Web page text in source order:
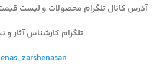
آدرس کانال تلگرام محصولات و لیست
تلگرام کارشناس آثار و